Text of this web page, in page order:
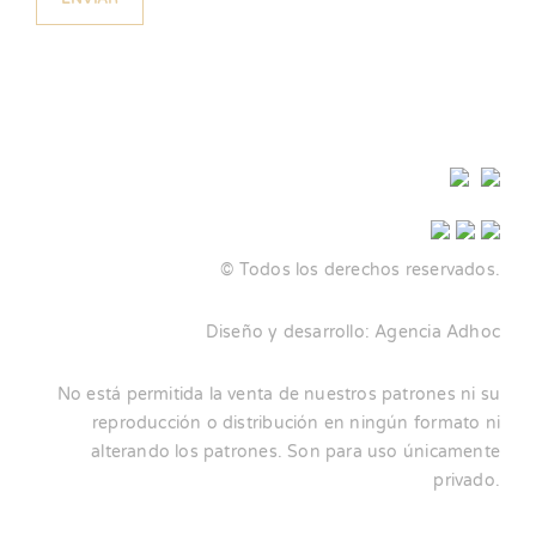
© Todos los derechos reservados.
Diseño y desarrollo: Agencia Adhoc
No está permitida la venta de nuestros patrones ni su
reproducción o distribución en ningún formato ni
alterando los patrones. Son para uso únicamente
privado.